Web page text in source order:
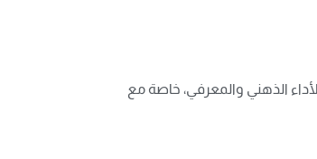
الذهني والمعرفي، خاصة مع